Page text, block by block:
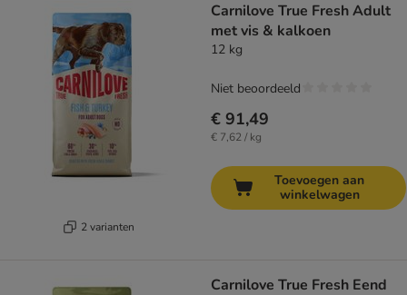
2 varianten
Carnilove True Fresh Adult
met vis & kalkoen
12 kg
€ 91,49
€ 7,62 / kg
Niet beoordeeld
Toevoegen aan
winkelwagen
Carnilove True Fresh Eend